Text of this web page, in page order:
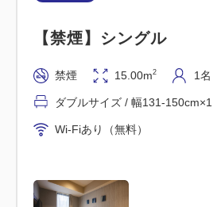
【禁煙】シングル
禁煙 15.00m2 1名
ダブルサイズ / 幅131-150cm×1
Wi-Fiあり（無料）